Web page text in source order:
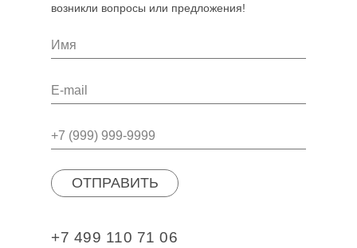
возникли вопросы или предложения!
+7 499 110 71 06
ОТПРАВИТЬ